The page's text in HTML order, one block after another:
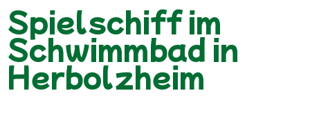
Spielschiff im
Schwimmbad in
Herbolzheim